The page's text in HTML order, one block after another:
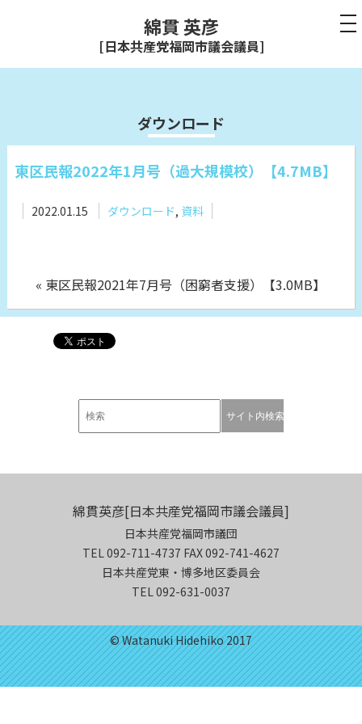
綿貫 英彦
[日本共産党福岡市議会議員]
ダウンロード
東区民報2022年1月号（過大規模校）【4.7MB】
2022.01.15 ダウンロード, 資料
« 東区民報2021年7月号（困窮者支援）【3.0MB】
綿貫英彦[日本共産党福岡市議会議員]
日本共産党福岡市議団
TEL 092-711-4737 FAX 092-741-4627
日本共産党東・博多地区委員会
TEL 092-631-0037
© Watanuki Hidehiko 2017